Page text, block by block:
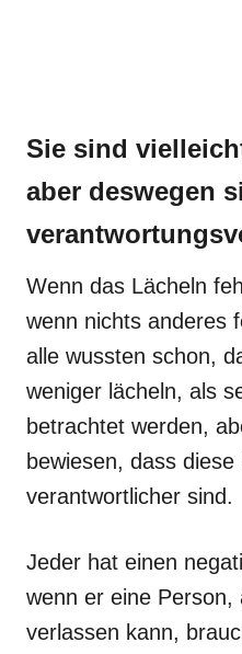
Sie sind
aber deswegen
Wenn das Lächeln
wenn nichts anderes
alle wussten schon,
weniger lächeln, als
betrachtet werden,
bewiesen, dass diese
verantwortlicher sind.
Jeder hat einen
wenn er eine Person,
verlassen kann,